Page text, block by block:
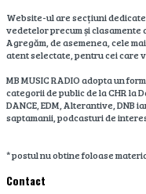
Website-ul are secțiuni
vedetelor precum și clasamente
Agregăm, de asemenea, cele
atent selectate, pentru cei care
MB MUSIC RADIO adopta un
categorii de public de la CHR la
DANCE, EDM, Alterantive, DNB
saptamanii, podcasturi de
* postul nu obtine foloase
Contact